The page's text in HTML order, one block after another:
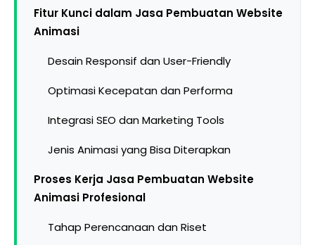
Fitur Kunci dalam Jasa Pembuatan Website
Animasi
Desain Responsif dan User-Friendly
Optimasi Kecepatan dan Performa
Integrasi SEO dan Marketing Tools
Jenis Animasi yang Bisa Diterapkan
Proses Kerja Jasa Pembuatan Website
Animasi Profesional
Tahap Perencanaan dan Riset